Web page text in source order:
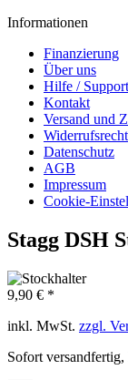
Informationen
Finanzierung
Über uns
Hilfe / Support
Kontakt
Versand und
Widerrufsrecht
Datenschutz
AGB
Impressum
Cookie-
Stagg DSH
9,90 € *
inkl. MwSt. zzgl.
Sofort